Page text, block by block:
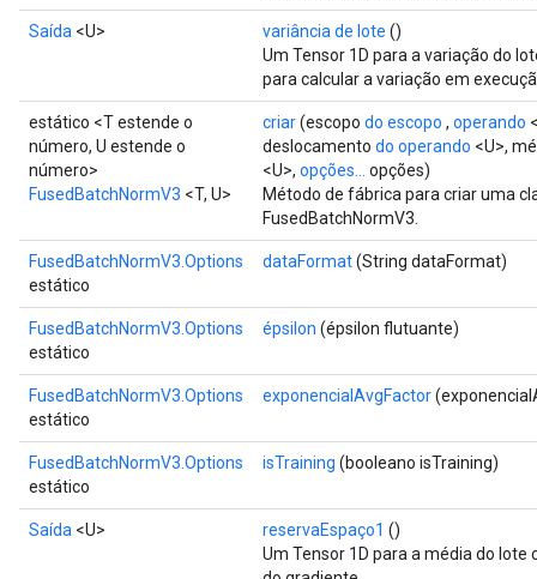
Saída <U> variância de lote ()
Um Tensor 1D para a variação do
para calcular a variação em
estático <T estende o
número, U estende o
número>
FusedBatchNormV3 <T, U>
criar(escopo do escopo , operando
deslocamento do operando <U>,
<U>, opções...
opções)
Método de fábrica para criar uma
FusedBatchNormV3.
FusedBatchNormV3.Options
estático
dataFormat(String dataFormat)
FusedBatchNormV3.Options
estático
épsilon (épsilon flutuante)
FusedBatchNormV3.Options
estático
exponencialAvgFactor
FusedBatchNormV3.Options
estático
isTraining (booleano isTraining)
Saída <U> reservaEspaço1 ()
Um Tensor 1D para a média do